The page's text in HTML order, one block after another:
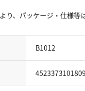
り、パッケージ・仕様等
B1012
4523373101809